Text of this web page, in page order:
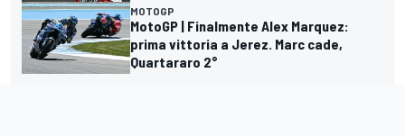
MOTOGP
MotoGP | Finalmente Alex Marquez:
prima vittoria a Jerez. Marc cade,
Quartararo 2°